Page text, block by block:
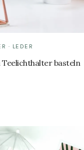
· LEDER
Teelichthalter basteln